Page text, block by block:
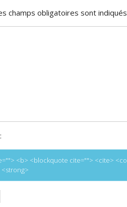
champs obligatoires sont
<b> <blockquote cite=""> <cite>